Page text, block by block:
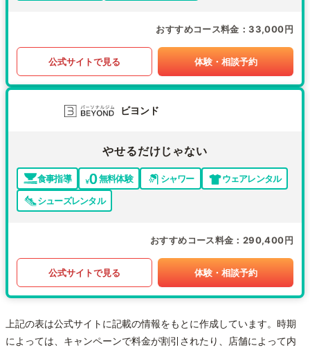
おすすめコース料金 33,000円
公式サイトで見る 体験・相談予約
ビヨンド
やせるだけじゃない
食事指導 無料体験 シャワー
ウェアレンタル
シューズレンタル
おすすめコース料金 290,400円
公式サイトで見る 体験・相談予約
上記の表は公式サイトに記載の情報をもとに作成しています。時期
によっては、キャンペーンで料金が割引されたり、店舗によって内